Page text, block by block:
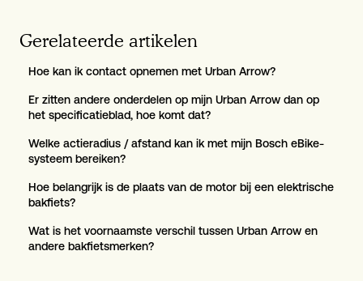
Gerelateerde artikelen
Hoe kan ik contact opnemen met Urban Arrow?
Er zitten andere onderdelen op mijn Urban Arrow dan op
het specificatieblad, hoe komt dat?
Welke actieradius / afstand kan ik met mijn Bosch eBike-
systeem bereiken?
Hoe belangrijk is de plaats van de motor bij een elektrische
bakfiets?
Wat is het voornaamste verschil tussen Urban Arrow en
andere bakfietsmerken?